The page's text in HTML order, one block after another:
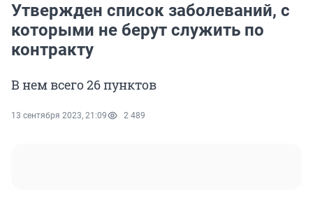
Утвержден список заболеваний, с
которыми не берут служить по
контракту
В нем всего 26 пунктов
13 сентября 2023, 21:09 2 489